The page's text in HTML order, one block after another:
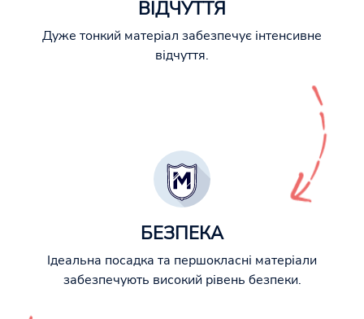
ВІДЧУТТЯ
Дуже тонкий матеріал забезпечує інтенсивне
відчуття.
БЕЗПЕКА
Ідеальна посадка та першокласні матеріали
забезпечують високий рівень безпеки.